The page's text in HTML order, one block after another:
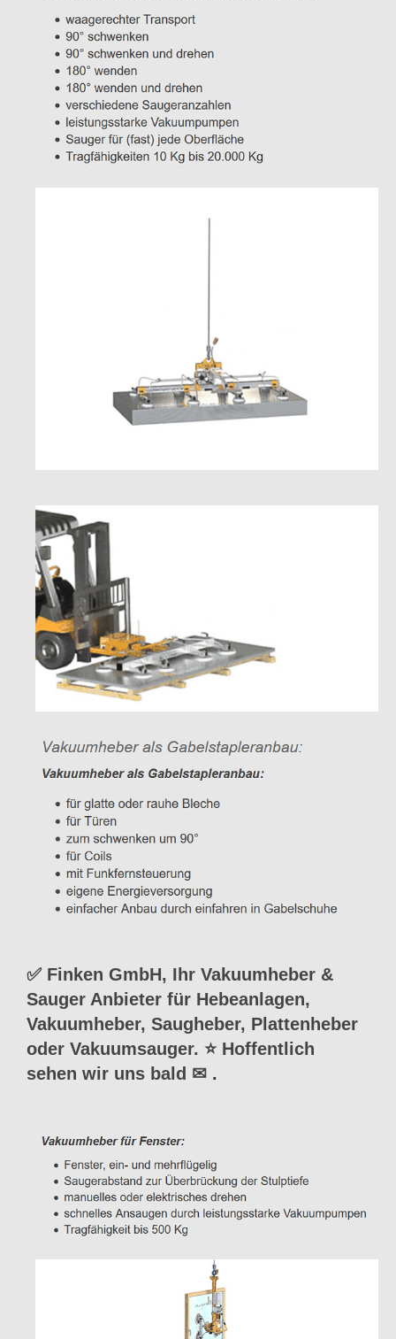
✅ Finken GmbH, Ihr Vakuumheber &
Sauger Anbieter für Hebeanlagen,
Vakuumheber, Saugheber, Plattenheber
oder Vakuumsauger. ⭐ Hoffentlich
sehen wir uns bald ✉ .